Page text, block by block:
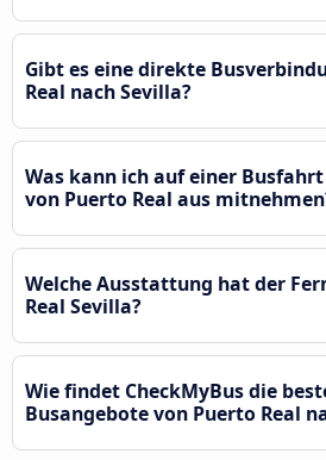
Gibt es eine direkte
Real nach Sevilla?
Was kann ich auf einer
von Puerto Real aus
Welche Ausstattung hat der
Real Sevilla?
Wie findet CheckMyBus die
Busangebote von Puerto Real